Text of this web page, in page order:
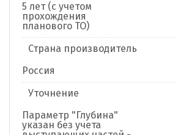
5 лет (с учетом
прохождения
планового ТО)
Страна производитель
Россия
Уточнение
Параметр "Глубина"
указан без учета